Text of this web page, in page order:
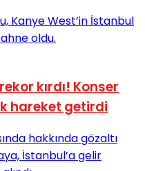
kırdı! Konser
hareket getirdi